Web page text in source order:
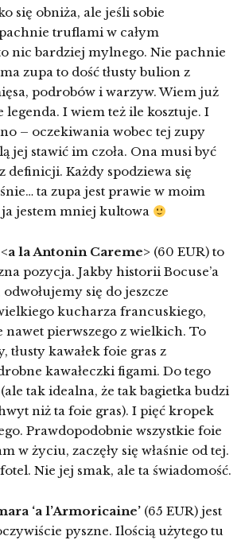
się obniża, ale jeśli sobie
truflami w całym
nic bardziej mylnego. Nie pachnie
zupa to dość tłusty bulion z
podrobów i warzyw. Wiem już
legenda. I wiem też ile kosztuje. I
– oczekiwania wobec tej zupy
jej stawić im czoła. Ona musi być
definicji. Każdy spodziewa się
ta zupa jest prawie w moim
jestem mniej kultowa
la Antonin Careme> (60 EUR) to
pozycja. Jakby historii Bocuse’a
odwołujemy się do jeszcze
kucharza francuskiego,
pierwszego z wielkich. To
tłusty kawałek foie gras z
kawałeczki figami. Do tego
tak idealna, że tak bagietka budzi
niż ta foie gras). I pięć kropek
Prawdopodobnie wszystkie foie
w życiu, zaczęły się właśnie od tej.
Nie jej smak, ale ta świadomość.
‘a l’Armoricaine’ (65 EUR) jest
pyszne. Ilością użytego tu